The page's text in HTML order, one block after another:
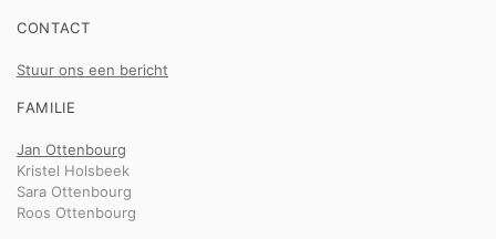
CONTACT
Stuur ons een bericht
FAMILIE
Jan Ottenbourg
Kristel Holsbeek
Sara Ottenbourg
Roos Ottenbourg